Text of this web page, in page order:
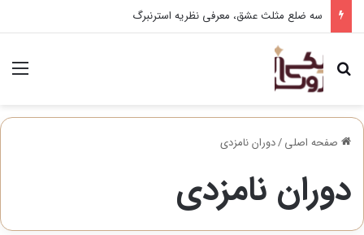
سه ضلع مثلث عشق، معرفی نظریه استرنبرگ
جستجو برای
صفحه اصلی/دوران نامزدی
دوران نامزدی